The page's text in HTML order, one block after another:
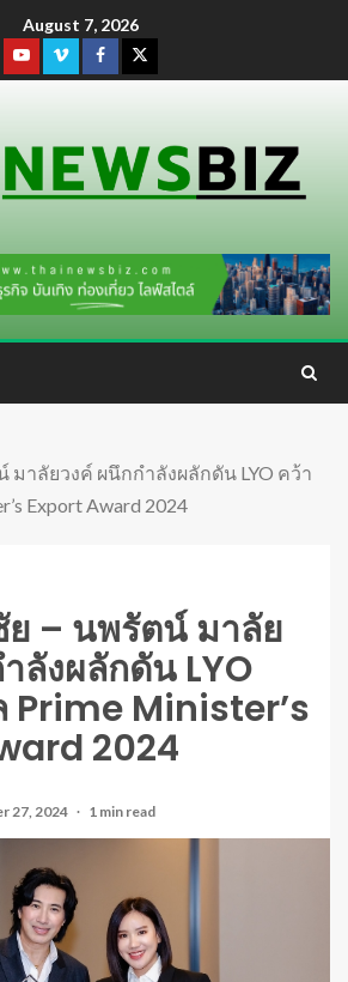
August 7, 2026
มาลัยวงค์ ผนึกกำลังผลักดัน LYO คว้า
Export Award 2024
– นพรัตน์ มาลัย
ลังผลักดัน LYO
Prime Minister’s
2024
27, 2024 1 min read